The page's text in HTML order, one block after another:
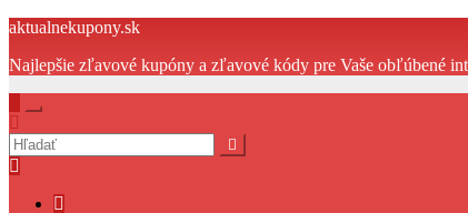
Prejsť
obsah
aktualnekupony.sk
Najlepšie zľavové kupóny a zľavové kódy pre Vaše obľúbené